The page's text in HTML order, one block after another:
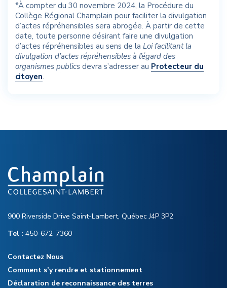
*À compter du 30 novembre 2024, la Procédure du
Collège Régional Champlain pour faciliter la divulgation
d’actes répréhensibles sera abrogée. À partir de cette
date, toute personne désirant faire une divulgation
d’actes répréhensibles au sens de la Loi facilitant la
divulgation d’actes répréhensibles à l’égard des
organismes publics devra s’adresser au Protecteur du
citoyen.
900 Riverside Drive Saint-Lambert, Québec J4P 3P2
Tel : 450-672-7360
Contactez Nous
Comment s’y rendre et stationnement
Déclaration de reconnaissance des terres